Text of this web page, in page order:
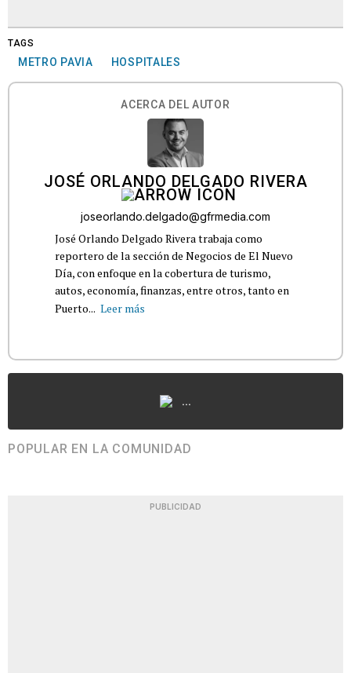
TAGS
METRO PAVIA HOSPITALES
ACERCA DEL AUTOR
JOSÉ ORLANDO DELGADO RIVERA
joseorlando.delgado@gfrmedia.com
José Orlando Delgado Rivera trabaja como
reportero de la sección de Negocios de El Nuevo
Día, con enfoque en la cobertura de turismo,
autos, economía, finanzas, entre otros, tanto en
Puerto... Leer más
...
POPULAR EN LA COMUNIDAD
PUBLICIDAD